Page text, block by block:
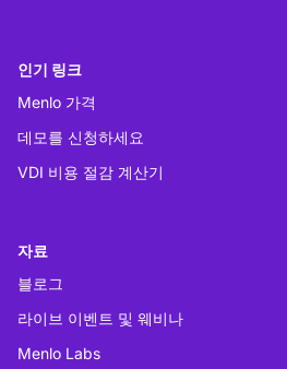
인기 링크
Menlo 가격
데모를 신청하세요
VDI 비용 절감 계산기
자료
블로그
라이브 이벤트 및 웨비나
Menlo Labs